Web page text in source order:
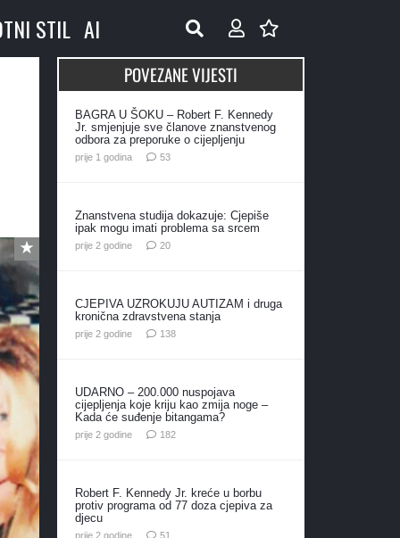
STIL AI
POVEZANE VIJESTI
BAGRA U ŠOKU – Robert F. Kennedy
Jr. smjenjuje sve članove znanstvenog
odbora za preporuke o cijepljenju
prije 1 godina 53komentara
Znanstvena studija dokazuje: Cjepiše
ipak mogu imati problema sa srcem
prije 2 godine 20komentara
CJEPIVA UZROKUJU AUTIZAM i druga
kronična zdravstvena stanja
prije 2 godine 138komentara
UDARNO – 200.000 nuspojava
cijepljenja koje kriju kao zmija noge –
Kada će suđenje bitangama?
prije 2 godine 182komentara
Robert F. Kennedy Jr. kreće u borbu
protiv programa od 77 doza cjepiva za
djecu
prije 2 godine 51